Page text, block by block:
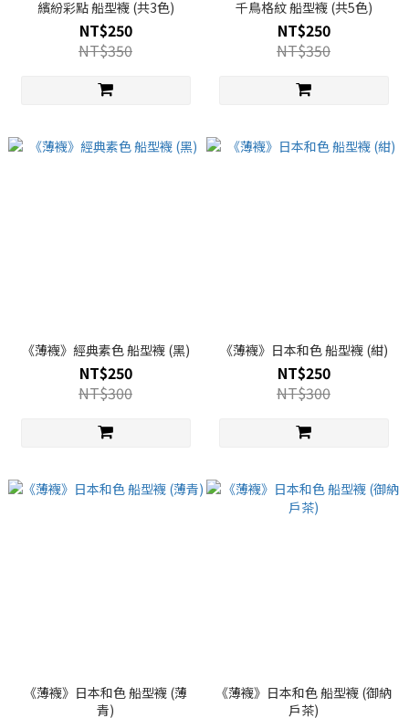
繽紛彩點 船型襪 (共3色)
NT$250
NT$350
千鳥格紋 船型襪 (共5色)
NT$250
NT$350
《薄襪》經典素色 船型襪 (黑)
NT$250
NT$300
《薄襪》日本和色 船型襪 (紺)
NT$250
NT$300
《薄襪》日本和色 船型襪 (薄
青)
《薄襪》日本和色 船型襪 (御納
戶茶)